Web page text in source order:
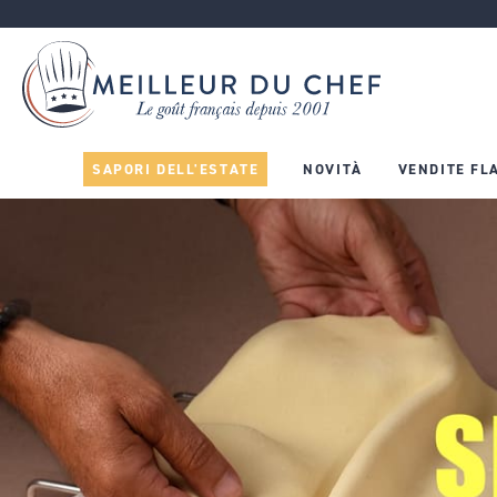
SAPORI DELL'ESTATE NOVITÀ VENDITE